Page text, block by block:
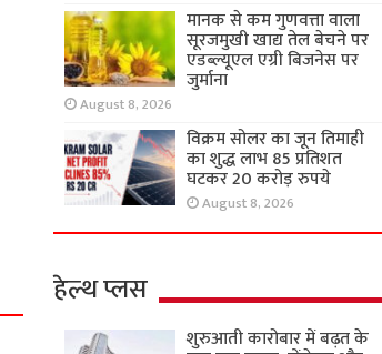
मानक से कम गुणवत्ता वाला
सूरजमुखी खाद्य तेल बेचने पर
एडब्ल्यूएल एग्री बिजनेस पर
जुर्माना
August 8, 2026
विक्रम सोलर का जून तिमाही
का शुद्ध लाभ 85 प्रतिशत
घटकर 20 करोड़ रुपये
August 8, 2026
हेल्थ प्लस
शुरुआती कारोबार में बढ़त के